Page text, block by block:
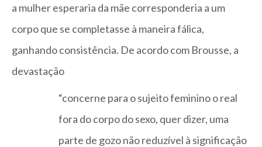
a mulher esperaria da mãe corresponderia a um
corpo que se completasse à maneira fálica,
ganhando consistência. De acordo com Brousse, a
devastação
“concerne para o sujeito feminino o real
fora do corpo do sexo, quer dizer, uma
parte de gozo não reduzível à significação